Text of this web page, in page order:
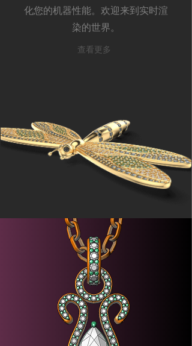
化您的机器性能。欢迎来到实时渲
染的世界。
查看更多